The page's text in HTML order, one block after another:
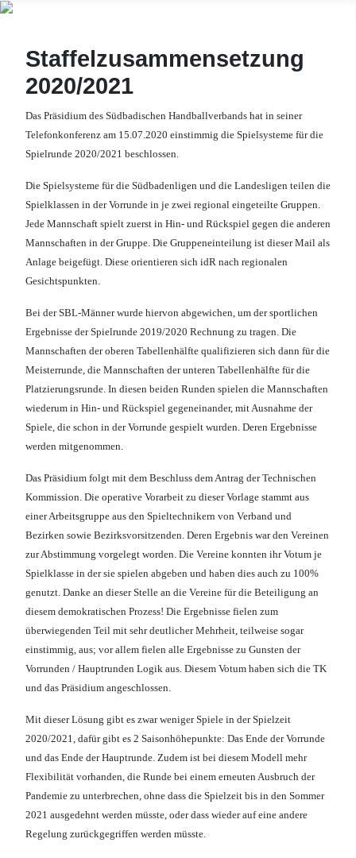
Staffelzusammensetzung
2020/2021
Das Präsidium des Südbadischen Handballverbands hat in seiner
Telefonkonferenz am 15.07.2020 einstimmig die Spielsysteme für die
Spielrunde 2020/2021 beschlossen.
Die Spielsysteme für die Südbadenligen und die Landesligen teilen die
Spielklassen in der Vorrunde in je zwei regional eingeteilte Gruppen.
Jede Mannschaft spielt zuerst in Hin- und Rückspiel gegen die anderen
Mannschaften in der Gruppe. Die Gruppeneinteilung ist dieser Mail als
Anlage beigefügt. Diese orientieren sich idR nach regionalen
Gesichtspunkten.
Bei der SBL-Männer wurde hiervon abgewichen, um der sportlichen
Ergebnisse der Spielrunde 2019/2020 Rechnung zu tragen. Die
Mannschaften der oberen Tabellenhälfte qualifizieren sich dann für die
Meisterrunde, die Mannschaften der unteren Tabellenhälfte für die
Platzierungsrunde. In diesen beiden Runden spielen die Mannschaften
wiederum in Hin- und Rückspiel gegeneinander, mit Ausnahme der
Spiele, die schon in der Vorrunde gespielt wurden. Deren Ergebnisse
werden mitgenommen.
Das Präsidium folgt mit dem Beschluss dem Antrag der Technischen
Kommission. Die operative Vorarbeit zu dieser Vorlage stammt aus
einer Arbeitsgruppe aus den Spieltechnikern von Verband und
Bezirken sowie Bezirksvorsitzenden. Deren Ergebnis war den Vereinen
zur Abstimmung vorgelegt worden. Die Vereine konnten ihr Votum je
Spielklasse in der sie spielen abgeben und haben dies auch zu 100%
genutzt. Danke an dieser Stelle an die Vereine für die Beteiligung an
diesem demokratischen Prozess! Die Ergebnisse fielen zum
überwiegenden Teil mit sehr deutlicher Mehrheit, teilweise sogar
einstimmig, aus; vor allem fielen alle Ergebnisse zu Gunsten der
Vorrunden / Hauptrunden Logik aus. Diesem Votum haben sich die TK
und das Präsidium angeschlossen.
Mit dieser Lösung gibt es zwar weniger Spiele in der Spielzeit
2020/2021, dafür gibt es 2 Saisonhöhepunkte: Das Ende der Vorrunde
und das Ende der Hauptrunde. Zudem ist bei diesem Modell mehr
Flexibilität vorhanden, die Runde bei einem erneuten Ausbruch der
Pandemie zu unterbrechen, ohne dass die Spielzeit bis in den Sommer
2021 ausgedehnt werden müsste, oder dass wieder auf eine andere
Regelung zurückgegriffen werden müsste.